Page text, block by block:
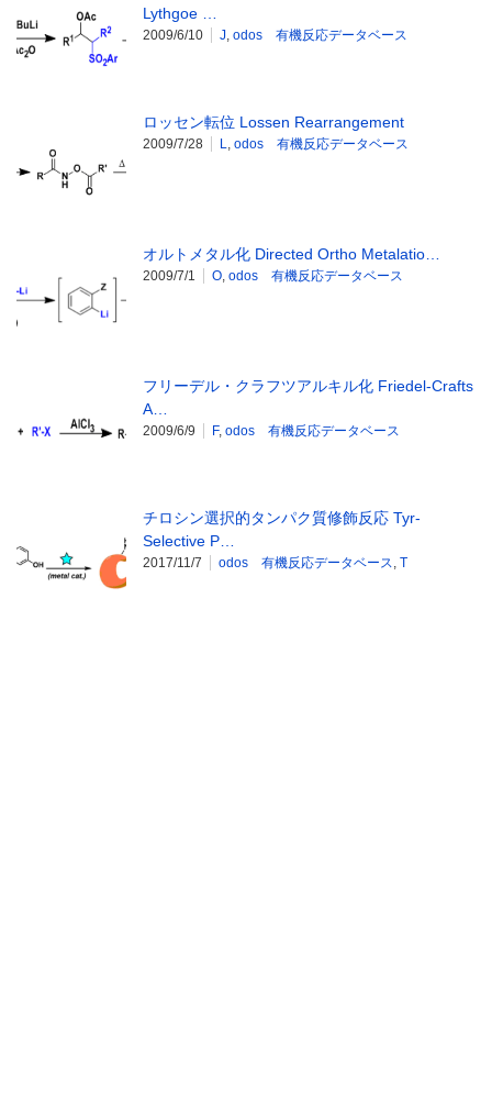
Lythgoe …
2009/6/10 J, odos 有機反応データベース
ロッセン転位 Lossen Rearrangement
2009/7/28 L, odos 有機反応データベース
オルトメタル化 Directed Ortho Metalatio…
2009/7/1 O, odos 有機反応データベース
フリーデル・クラフツアルキル化 Friedel-Crafts
A…
2009/6/9 F, odos 有機反応データベース
チロシン選択的タンパク質修飾反応 Tyr-
Selective P…
2017/11/7 odos 有機反応データベース, T